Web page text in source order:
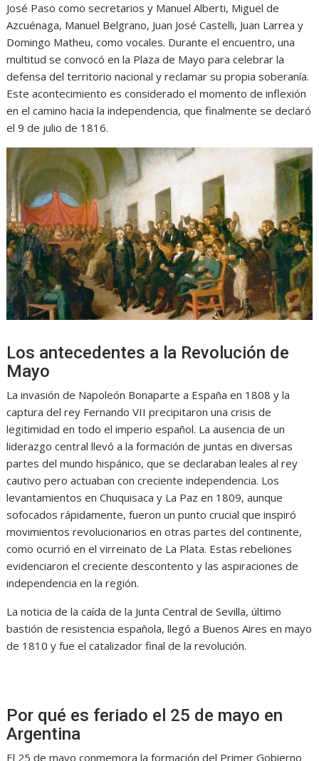
José Paso como secretarios y Manuel Alberti, Miguel de
Azcuénaga, Manuel Belgrano, Juan José Castelli, Juan Larrea y
Domingo Matheu, como vocales. Durante el encuentro, una
multitud se convocó en la Plaza de Mayo para celebrar la
defensa del territorio nacional y reclamar su propia soberanía.
Este acontecimiento es considerado el momento de inflexión
en el camino hacia la independencia, que finalmente se declaró
el 9 de julio de 1816.
Los antecedentes a la Revolución de
Mayo
La invasión de Napoleón Bonaparte a España en 1808 y la
captura del rey Fernando VII precipitaron una crisis de
legitimidad en todo el imperio español. La ausencia de un
liderazgo central llevó a la formación de juntas en diversas
partes del mundo hispánico, que se declaraban leales al rey
cautivo pero actuaban con creciente independencia. Los
levantamientos en Chuquisaca y La Paz en 1809, aunque
sofocados rápidamente, fueron un punto crucial que inspiró
movimientos revolucionarios en otras partes del continente,
como ocurrió en el virreinato de La Plata. Estas rebeliones
evidenciaron el creciente descontento y las aspiraciones de
independencia en la región.
La noticia de la caída de la Junta Central de Sevilla, último
bastión de resistencia española, llegó a Buenos Aires en mayo
de 1810 y fue el catalizador final de la revolución.
Por qué es feriado el 25 de mayo en
Argentina
El 25 de mayo conmemora la formación del Primer Gobierno